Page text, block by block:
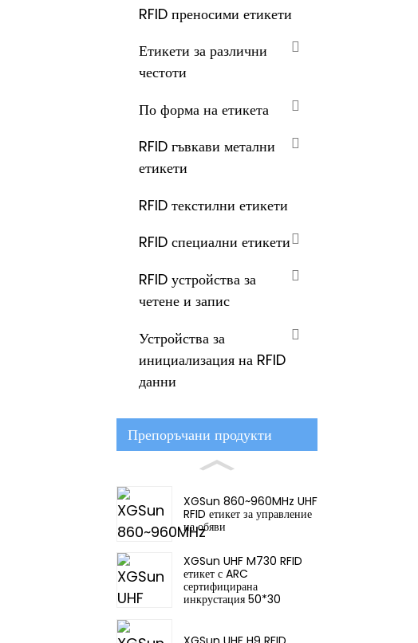
RFID преносими етикети
Етикети за различни
честоти
По форма на етикета
RFID гъвкави метални
етикети
RFID текстилни етикети
RFID специални етикети
RFID устройства за
четене и запис
Устройства за
инициализация на RFID
данни
Препоръчани продукти
XGSun 860~960MHz UHF
RFID етикет за управление
на обяви
XGSun UHF M730 RFID
етикет с ARC
сертифицирана
инкрустация 50*30